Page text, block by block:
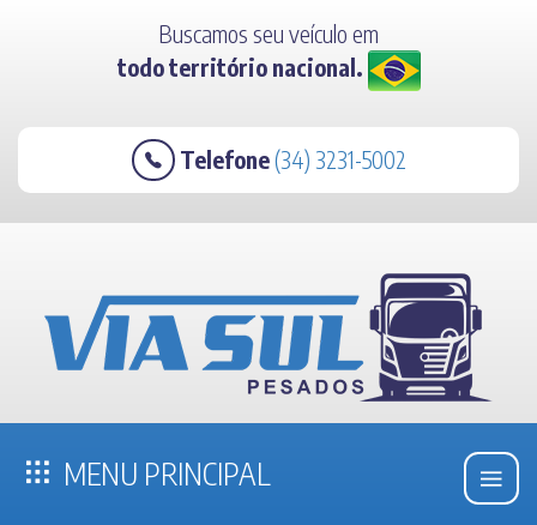
Buscamos seu veículo em
todo território nacional.
Telefone(34) 3231-5002
MENU PRINCIPAL